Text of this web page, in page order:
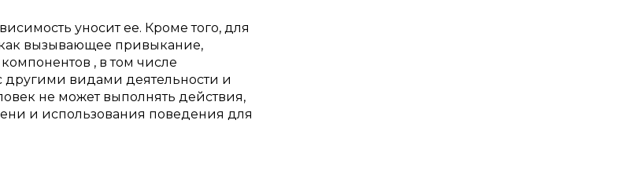
уносит ее. Кроме того, для
вызывающее привыкание,
, в том числе
другими видами деятельности и
не может выполнять действия,
и использования поведения для